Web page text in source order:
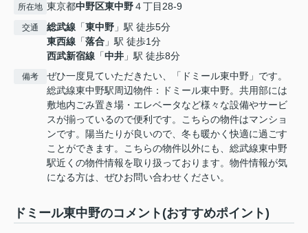
所在地 東京都中野区東中野４丁目28-9
交通 総武線 「東中野 」駅 徒歩5分
東西線 「落合 」駅 徒歩1分
西武新宿線 「中井 」駅 徒歩8分
備考
ぜひ一度見ていただきたい、「ドミール東中野」です。
総武線東中野駅周辺物件：ドミール東中野。共用部には
敷地内ごみ置き場・エレベータなど様々な設備やサービ
スが揃っているので便利です。こちらの物件はマンショ
ンです。陽当たりが良いので、冬も暖かく快適に過ごす
ことができます。こちらの物件以外にも、総武線東中野
駅近くの物件情報を取り扱っております。物件情報が気
になる方は、ぜひお問い合わせください。
ドミール東中野のコメント(おすすめポイント)